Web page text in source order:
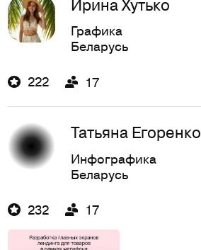
Ирина Хутько
Графика
Беларусь
222 17
Татьяна Егоренко
Инфографика
Беларусь
232 17